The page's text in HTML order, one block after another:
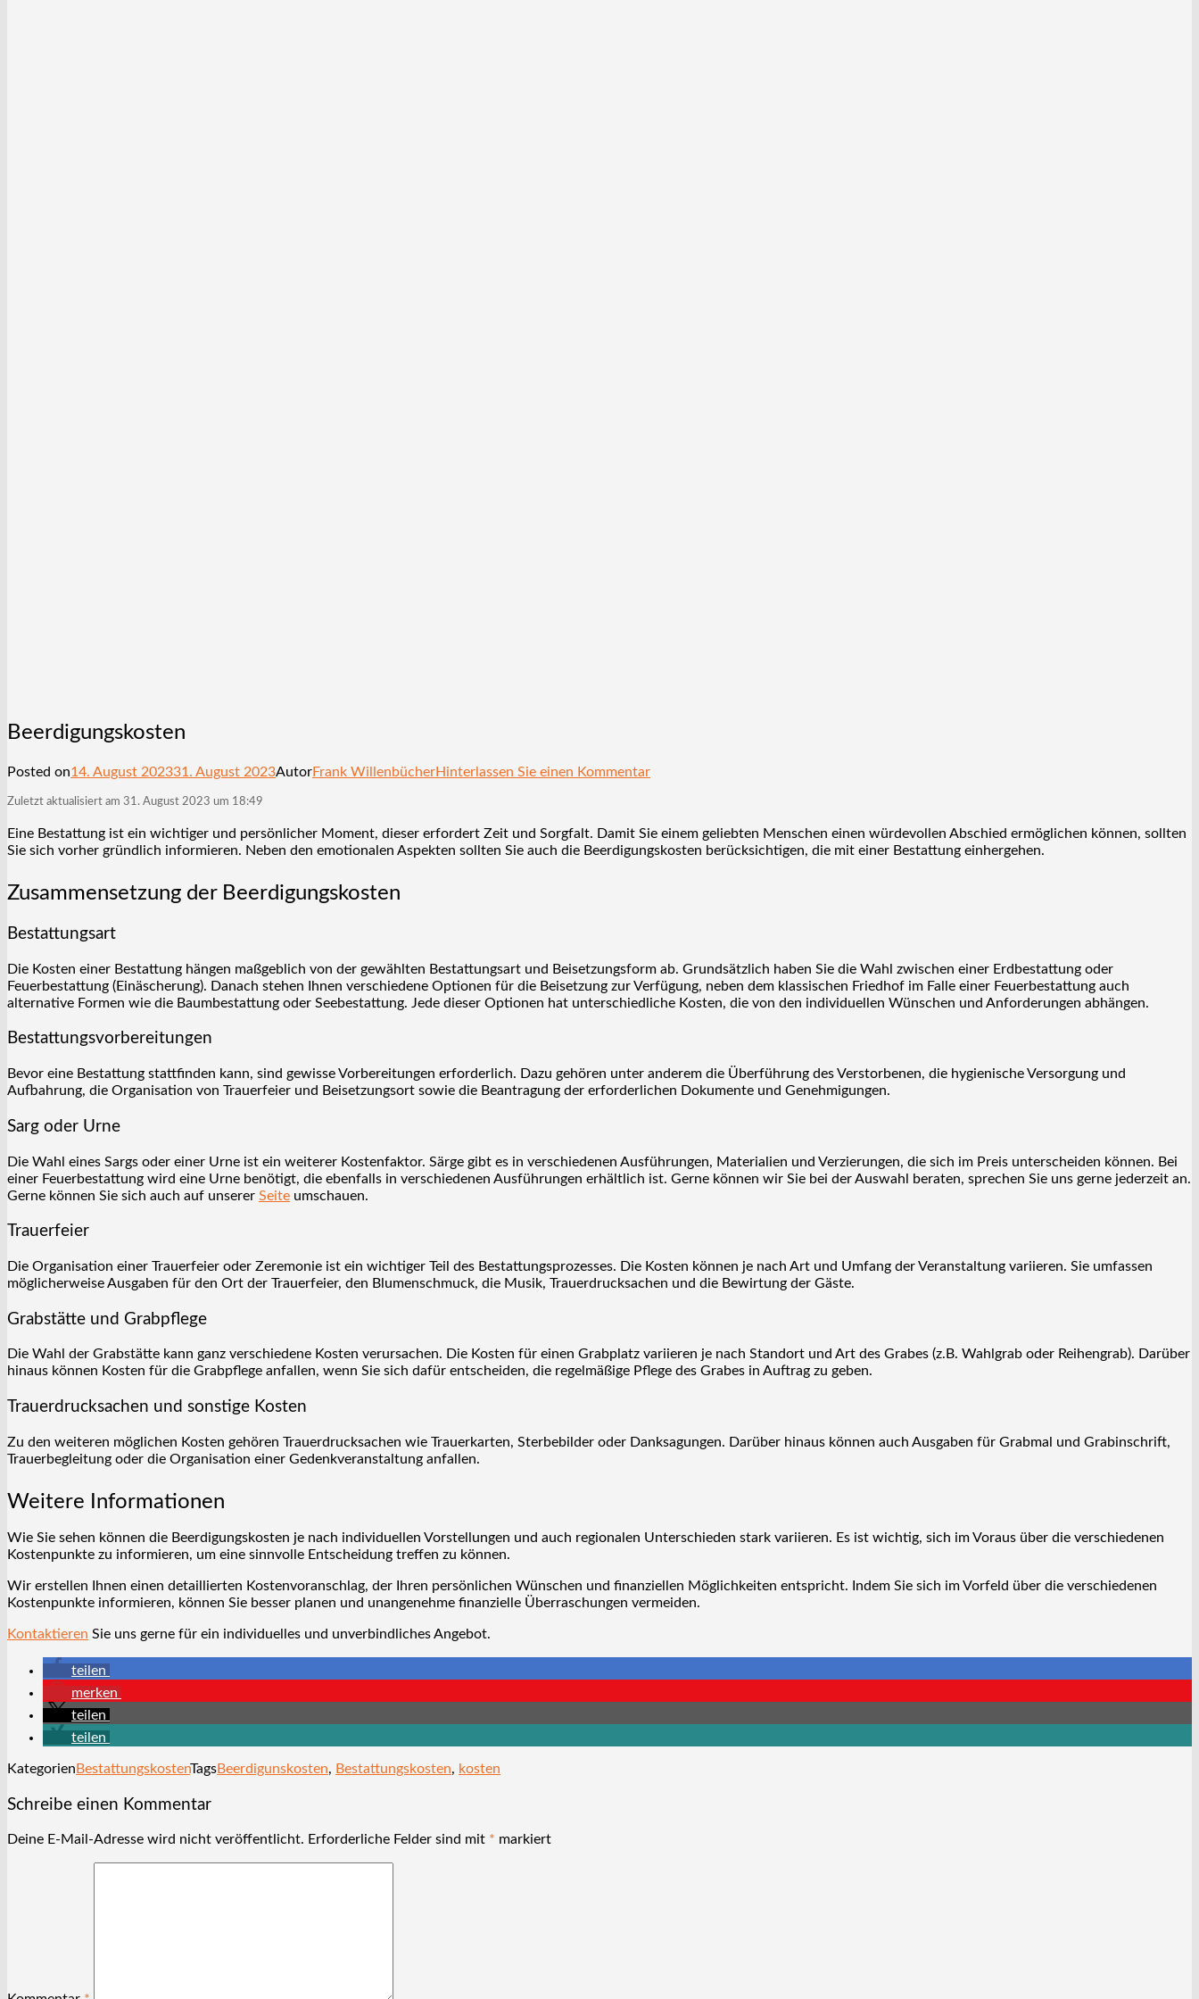
Beerdigungskosten
Posted on14. August 202331. August 2023AutorFrank WillenbücherHinterlassen Sie einen Kommentar
Zuletzt aktualisiert am 31. August 2023 um 18:49
Eine Bestattung ist ein wichtiger und persönlicher Moment, dieser erfordert Zeit und Sorgfalt. Damit Sie einem geliebten Menschen einen würdevollen Abschied ermöglichen können, sollten
Sie sich vorher gründlich informieren. Neben den emotionalen Aspekten sollten Sie auch die Beerdigungskosten berücksichtigen, die mit einer Bestattung einhergehen.
Zusammensetzung der Beerdigungskosten
Bestattungsart
Die Kosten einer Bestattung hängen maßgeblich von der gewählten Bestattungsart und Beisetzungsform ab. Grundsätzlich haben Sie die Wahl zwischen einer Erdbestattung oder
Feuerbestattung (Einäscherung). Danach stehen Ihnen verschiedene Optionen für die Beisetzung zur Verfügung, neben dem klassischen Friedhof im Falle einer Feuerbestattung auch
alternative Formen wie die Baumbestattung oder Seebestattung. Jede dieser Optionen hat unterschiedliche Kosten, die von den individuellen Wünschen und Anforderungen abhängen.
Bestattungsvorbereitungen
Bevor eine Bestattung stattfinden kann, sind gewisse Vorbereitungen erforderlich. Dazu gehören unter anderem die Überführung des Verstorbenen, die hygienische Versorgung und
Aufbahrung, die Organisation von Trauerfeier und Beisetzungsort sowie die Beantragung der erforderlichen Dokumente und Genehmigungen.
Sarg oder Urne
Die Wahl eines Sargs oder einer Urne ist ein weiterer Kostenfaktor. Särge gibt es in verschiedenen Ausführungen, Materialien und Verzierungen, die sich im Preis unterscheiden können. Bei
einer Feuerbestattung wird eine Urne benötigt, die ebenfalls in verschiedenen Ausführungen erhältlich ist. Gerne können wir Sie bei der Auswahl beraten, sprechen Sie uns gerne jederzeit an.
Gerne können Sie sich auch auf unserer Seite umschauen.
Trauerfeier
Die Organisation einer Trauerfeier oder Zeremonie ist ein wichtiger Teil des Bestattungsprozesses. Die Kosten können je nach Art und Umfang der Veranstaltung variieren. Sie umfassen
möglicherweise Ausgaben für den Ort der Trauerfeier, den Blumenschmuck, die Musik, Trauerdrucksachen und die Bewirtung der Gäste.
Grabstätte und Grabpflege
Die Wahl der Grabstätte kann ganz verschiedene Kosten verursachen. Die Kosten für einen Grabplatz variieren je nach Standort und Art des Grabes (z.B. Wahlgrab oder Reihengrab). Darüber
hinaus können Kosten für die Grabpflege anfallen, wenn Sie sich dafür entscheiden, die regelmäßige Pflege des Grabes in Auftrag zu geben.
Trauerdrucksachen und sonstige Kosten
Zu den weiteren möglichen Kosten gehören Trauerdrucksachen wie Trauerkarten, Sterbebilder oder Danksagungen. Darüber hinaus können auch Ausgaben für Grabmal und Grabinschrift,
Trauerbegleitung oder die Organisation einer Gedenkveranstaltung anfallen.
Weitere Informationen
Wie Sie sehen können die Beerdigungskosten je nach individuellen Vorstellungen und auch regionalen Unterschieden stark variieren. Es ist wichtig, sich im Voraus über die verschiedenen
Kostenpunkte zu informieren, um eine sinnvolle Entscheidung treffen zu können.
Wir erstellen Ihnen einen detaillierten Kostenvoranschlag, der Ihren persönlichen Wünschen und finanziellen Möglichkeiten entspricht. Indem Sie sich im Vorfeld über die verschiedenen
Kostenpunkte informieren, können Sie besser planen und unangenehme finanzielle Überraschungen vermeiden.
Kontaktieren Sie uns gerne für ein individuelles und unverbindliches Angebot.
teilen
merken
teilen
teilen
Kategorien BestattungskostenTagsBeerdigunskosten, Bestattungskosten, kosten
Schreibe einen Kommentar
Deine E-Mail-Adresse wird nicht veröffentlicht. Erforderliche Felder sind mit * markiert